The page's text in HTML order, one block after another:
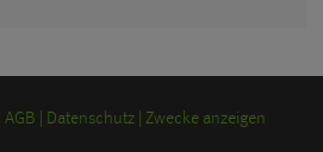
AGB Datenschutz Zwecke anzeigen